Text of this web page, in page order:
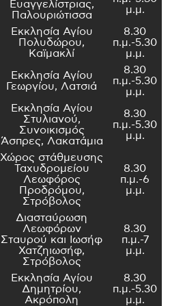
Ευαγγελίστριας,
Παλουριώτισσα
μ.μ.
Εκκλησία Αγίου
Πολυδώρου,
Καϊμακλί
8.30
π.μ.-5.30
μ.μ.
Εκκλησία Αγίου
Γεωργίου, Λατσιά
8.30
π.μ.-5.30
μ.μ.
Εκκλησία Αγίου
Στυλιανού,
Συνοικισμός
Άσπρες, Λακατάμια
8.30
π.μ.-5.30
μ.μ.
Χώρος στάθμευσης
Ταχυδρομείου
Λεωφόρος
Προδρόμου,
Στρόβολος
8.30
π.μ.-6
μ.μ.
Διασταύρωση
Λεωφόρων
Σταυρού και Ιωσήφ
Χατζηιωσήφ,
Στρόβολος
8.30
π.μ.-7
μ.μ.
Εκκλησία Αγίου
Δημητρίου,
Ακρόπολη
8.30
π.μ.-5.30
μ.μ.